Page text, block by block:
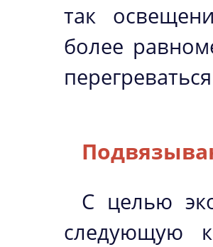
так
более
С целью
следующую